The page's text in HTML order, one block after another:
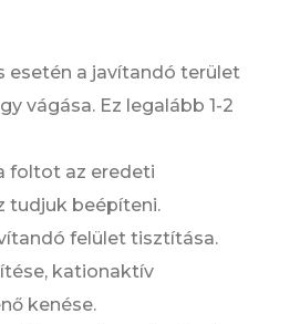
esetén a javítandó terület
vágása. Ez legalább 1-2
foltot az eredeti
tudjuk beépíteni.
felület tisztítása.
kationaktív
kenése.